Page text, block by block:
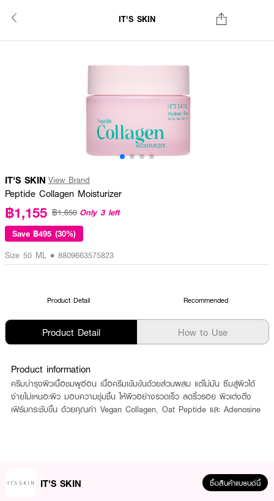
IT'S SKIN
IT'S SKIN View Brand
Peptide Collagen Moisturizer
฿1,155 ฿1,650 Only 3 left
Save ฿495 (30%)
Size 50 ML • 8809663575823
Product Detail Recommended
Product Detail How to Use
Product information
ครีมบำรุงผิวเนื้อชมพูอ่อน เนื้อครีมเข้มข้นด้วยส่วนผสม แต่ไม่มัน ซึมสู่ผิวได้
ง่ายไม่เหนอะผิว มอบความชุ่มชื้น ให้ผิวอย่างรวดเร็ว ลดริ้วรอย ผิวเต่งตึง
เฟิร์มกระชับขึ้น ด้วยคุณค่า Vegan Collagen, Oat Peptide และ Adenosine
IT'S SKIN ซื้อสินค้าแบรนด์นี้